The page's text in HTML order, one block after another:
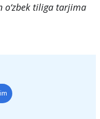
o‘zbek tiliga tarjima